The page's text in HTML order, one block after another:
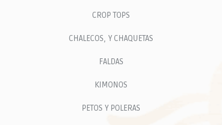
CROP TOPS
CHALECOS, Y CHAQUETAS
FALDAS
KIMONOS
PETOS Y POLERAS